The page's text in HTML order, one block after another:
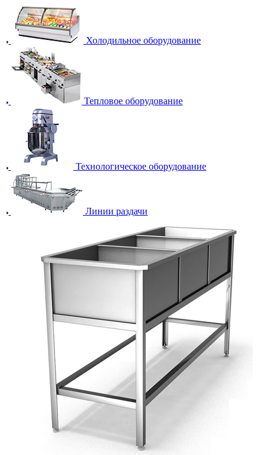
Холодильное оборудование
Тепловое оборудование
Технологическое оборудование
Линии раздачи